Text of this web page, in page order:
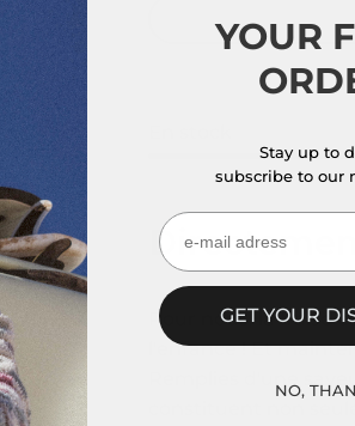
Pour nous, la fraise
l'enfance ! Et
Remplies d'une
constituent non
YOUR
Stay up to
subscribe to our
ㅤㅤGET YOUR
ㅤㅤㅤNO,